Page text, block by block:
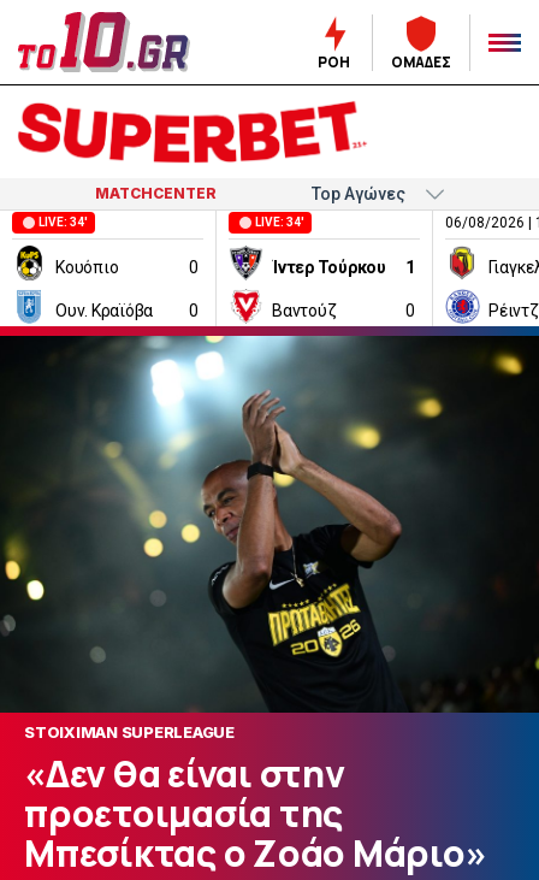
ΡΟΗ ΟΜΑΔΕΣ
MATCHCENTER
LIVE: 34'
Κουόπιο 0
Ουν. Κραϊόβα 0
LIVE: 34'
Ίντερ Τούρκου 1
Βαντούζ 0
06/08/2026 |
STOIXIMAN SUPERLEAGUE
«Δεν θα είναι στην
προετοιμασία της
Μπεσίκτας ο Ζοάο Μάριο»